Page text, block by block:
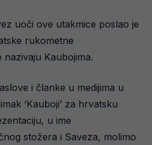
uoči ove utakmice poslao je
rukometne
Kaubojima.
i članke u medijima u
‘Kauboji’ za hrvatsku
u ime
stožera i Saveza, molimo